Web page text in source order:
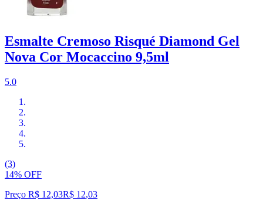
Esmalte Cremoso Risqué Diamond Gel
Nova Cor Mocaccino 9,5ml
5.0
(3)
14% OFF
Preço R$ 12,03R$ 12,03